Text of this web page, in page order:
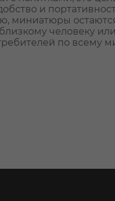
и
миниатюры
человеку
по всему